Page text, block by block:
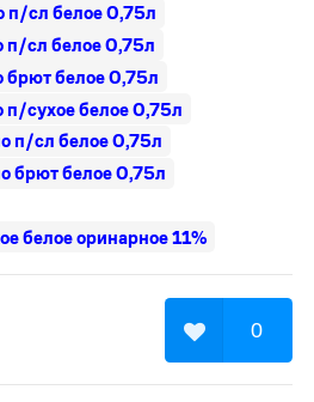
п/сл белое 0,75л
п/сл белое 0,75л
брют белое 0,75л
п/сухое белое 0,75л
п/сл белое 0,75л
брют белое 0,75л
белое оринарное 11%
0